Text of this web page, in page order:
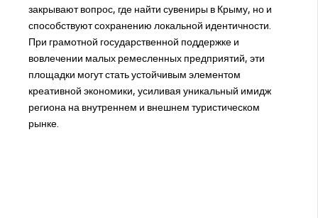
закрывают вопрос, где найти сувениры в Крыму, но и
способствуют сохранению локальной идентичности.
При грамотной государственной поддержке и
вовлечении малых ремесленных предприятий, эти
площадки могут стать устойчивым элементом
креативной экономики, усиливая уникальный имидж
региона на внутреннем и внешнем туристическом
рынке.